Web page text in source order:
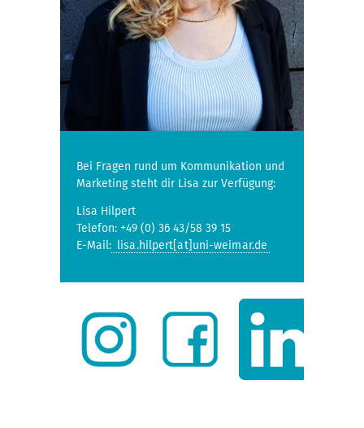
Bei Fragen rund um Kommunikation und
Marketing steht dir Lisa zur Verfügung:
Lisa Hilpert
Telefon: +49 (0) 36 43/58 39 15
E-Mail: lisa.hilpert[at]uni-weimar.de